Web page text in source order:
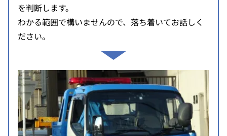
を判断します。
わかる範囲で構いませんので、落ち着いてお話しく
ださい。